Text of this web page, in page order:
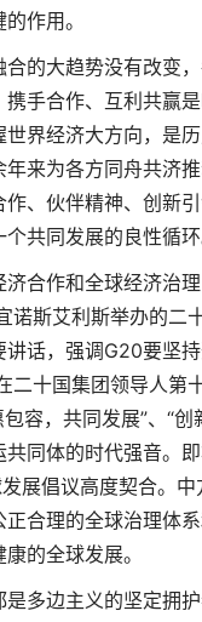
作用。
的大趋势没有改变
手合作、互利共赢
界经济大方向，是
来为各方同舟共济
、伙伴精神、创新
共同发展的良性循环
合作和全球经济治
斯艾利斯举办的二
话，强调G20要坚
十国集团领导人第
容，共同发展”、“
同体的时代强音。
展倡议高度契合。
合理的全球治理体
的全球发展。
多边主义的坚定拥